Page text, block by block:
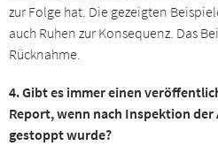
zur Folge hat. Die gezeigten
auch Ruhen zur Konsequenz. Das
Rücknahme.
4. Gibt es immer einen
Report, wenn nach Inspektion
gestoppt wurde?